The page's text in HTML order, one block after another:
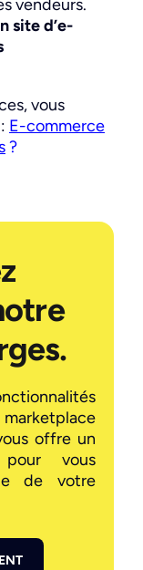
vendeurs.
site d’e-
vous
E-commerce
?
offre un
vous
de votre